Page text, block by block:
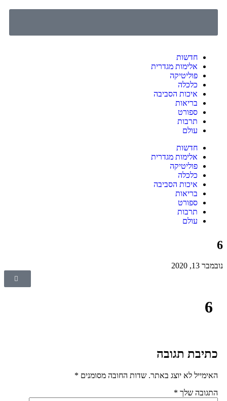
חדשות
אלימות מגדרית
פוליטיקה
כלכלה
איכות הסביבה
בריאות
ספורט
תרבות
עולם
חדשות
אלימות מגדרית
פוליטיקה
כלכלה
איכות הסביבה
בריאות
ספורט
תרבות
עולם
13, 2020
תגובה
לא יוצג באתר. שדות החובה מסומנים*
שלך*